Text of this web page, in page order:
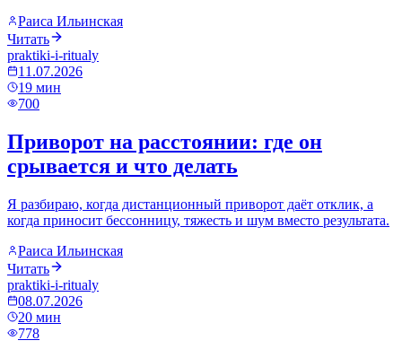
Раиса Ильинская
Читать
praktiki-i-ritualy
11.07.2026
19 мин
700
Приворот на расстоянии: где он
срывается и что делать
Я разбираю, когда дистанционный приворот даёт отклик, а
когда приносит бессонницу, тяжесть и шум вместо результата.
Раиса Ильинская
Читать
praktiki-i-ritualy
08.07.2026
20 мин
778